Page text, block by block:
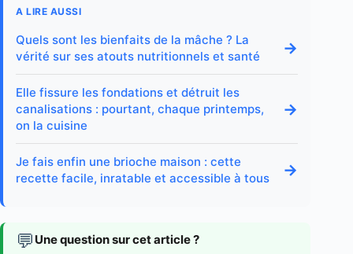
A LIRE AUSSI
Quels sont les bienfaits de la mâche ? La
vérité sur ses atouts nutritionnels et santé
→
Elle fissure les fondations et détruit les
canalisations : pourtant, chaque printemps,
on la cuisine
→
Je fais enfin une brioche maison : cette
recette facile, inratable et accessible à tous
→
💬 Une question sur cet article ?